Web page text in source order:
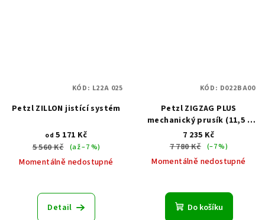
Petzl ZILLON jistící systém
od 5 171 Kč
5 560 Kč
(až –7 %)
Momentálně nedostupné
Detail
KÓD: L22A 025
Petzl ZIGZAG PLUS
mechanický prusík (11,5 -
13 mm)
7 235 Kč
7 780 Kč (–7 %)
Momentálně nedostupné
Do košíku
KÓD: D022BA00